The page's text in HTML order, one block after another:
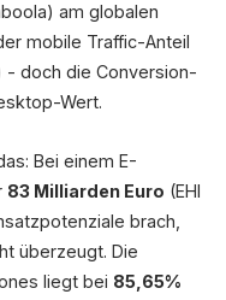
am globalen
mobile Traffic-Anteil
- doch die Conversion-
Wert.
Bei einem E-
83 Milliarden Euro (EHI
brach,
überzeugt. Die
liegt bei 85,65%